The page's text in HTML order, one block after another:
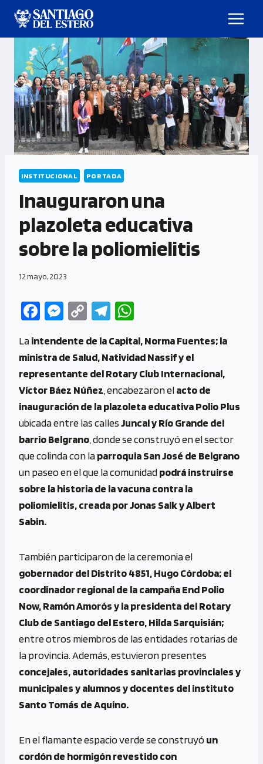
INSTITUCIONAL PORTADA
Inauguraron una
plazoleta educativa
sobre la poliomielitis
12 mayo, 2023
Fa
b
o
o
k
M
se
n
g
er
C
py
Li
n
k
Te
gr
a
m
at
s
A
p
p
Laintendente de la Capital, Norma Fuentes; la
ministra de Salud, Natividad Nassif y el
representante del Rotary Club Internacional,
Víctor Báez Núñez , encabezaron elacto de
inauguración de la plazoleta educativa Polio Plus
ubicada entre las callesJuncal y Río Grande del
barrio Belgrano , donde se construyó en el sector
que colinda con laparroquia San José de Belgrano
un paseo en el que la comunidadpodrá instruirse
sobre la historia de la vacuna contra la
poliomielitis, creada por Jonas Salk y Albert
Sabin.
También participaron de la ceremonia el
gobernador del Distrito 4851, Hugo Córdoba; el
coordinador regional de la campaña End Polio
Now, Ramón Amorós y la presidenta del Rotary
Club de Santiago del Estero, Hilda Sarquisián;
entre otros miembros de las entidades rotarias de
la provincia. Además, estuvieron presentes
concejales, autoridades sanitarias provinciales y
municipales y alumnos y docentes del instituto
Santo Tomás de Aquino.
En el flamante espacio verde se construyóun
cordón de hormigón revestido con